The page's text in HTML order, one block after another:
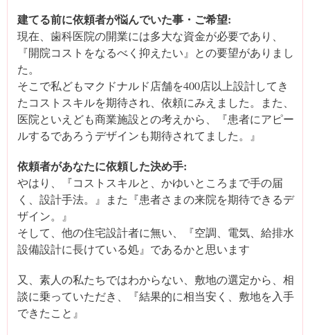
建てる前に依頼者が悩んでいた事・ご希望:
現在、歯科医院の開業には多大な資金が必要であり、
『開院コストをなるべく抑えたい』との要望がありまし
た。
そこで私どもマクドナルド店舗を400店以上設計してき
たコストスキルを期待され、依頼にみえました。また、
医院といえども商業施設との考えから、『患者にアピー
ルするであろうデザインも期待されてました。』
依頼者があなたに依頼した決め手:
やはり、『コストスキルと、かゆいところまで手の届
く、設計手法。』また『患者さまの来院を期待できるデ
ザイン。』
そして、他の住宅設計者に無い、『空調、電気、給排水
設備設計に長けている処』であるかと思います
又、素人の私たちではわからない、敷地の選定から、相
談に乗っていただき、『結果的に相当安く、敷地を入手
できたこと』